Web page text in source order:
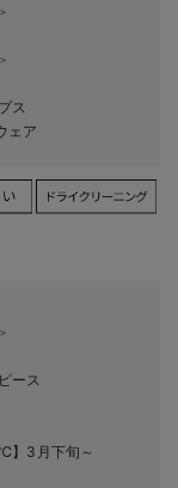
＞
＞
ス
ェア
＞
ース
】3月下旬～